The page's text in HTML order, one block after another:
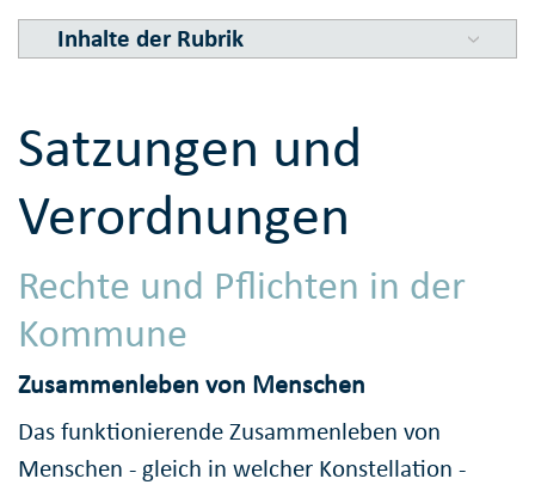
Inhalte der Rubrik
Satzungen und
Verordnungen
Rechte und Pflichten in der
Kommune
Zusammenleben von Menschen
Das funktionierende Zusammenleben von
Menschen - gleich in welcher Konstellation -